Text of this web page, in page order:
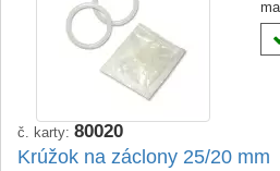
č. karty: 80020
Krúžok na záclony 25/20 mm